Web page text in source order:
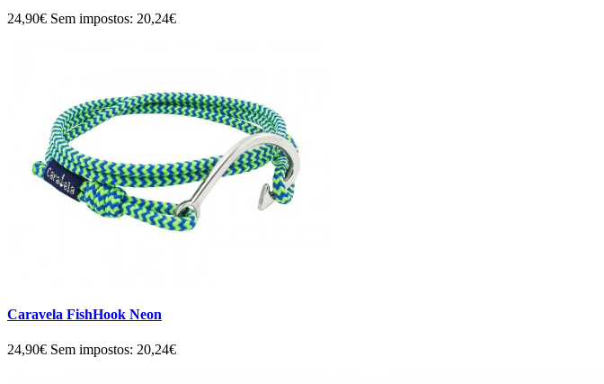
24,90€ Sem impostos: 20,24€
Caravela FishHook Neon
24,90€ Sem impostos: 20,24€